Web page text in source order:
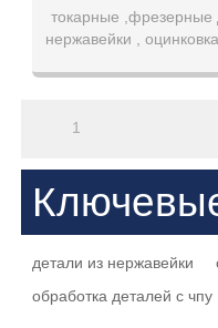
Нержавейки С
токарные ,фрезерные
нержавейки ,
1
детали из нержавейки
обработка деталей с чпу